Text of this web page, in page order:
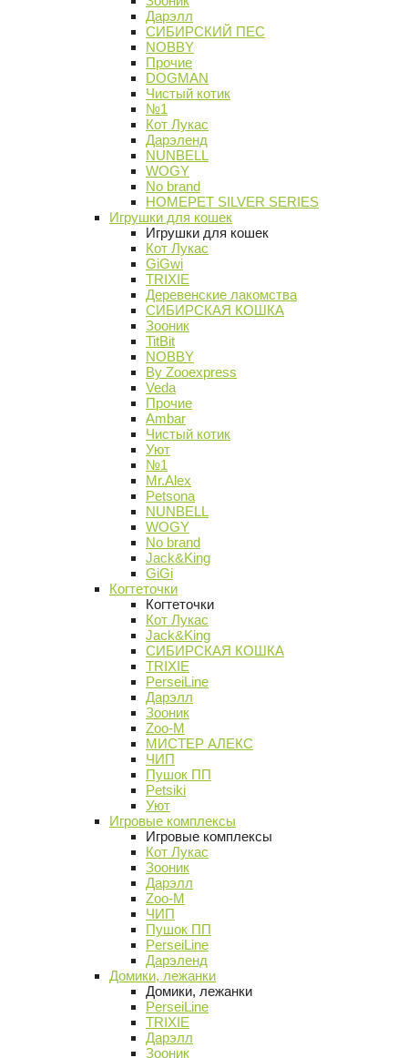
Дарэлл
СИБИРСКИЙ ПЕС
NOBBY
Прочие
DOGMAN
Чистый котик
№1
Кот Лукас
Дарэленд
NUNBELL
WOGY
No brand
HOMEPET SILVER SERIES
Игрушки для кошек
Игрушки для кошек
Кот Лукас
GiGwi
TRIXIE
Деревенские лакомства
СИБИРСКАЯ КОШКА
Зооник
TitBit
NOBBY
By Zooexpress
Veda
Прочие
Ambar
Чистый котик
Уют
№1
Mr.Alex
Petsona
NUNBELL
WOGY
No brand
Jack&King
GiGi
Когтеточки
Когтеточки
Кот Лукас
Jack&King
СИБИРСКАЯ КОШКА
TRIXIE
PerseiLine
Дарэлл
Зооник
Zoo-M
МИСТЕР АЛЕКС
ЧИП
Пушок ПП
Petsiki
Уют
Игровые комплексы
Игровые комплексы
Кот Лукас
Зооник
Дарэлл
Zoo-M
ЧИП
Пушок ПП
PerseiLine
Дарэленд
Домики, лежанки
Домики, лежанки
PerseiLine
TRIXIE
Дарэлл
Зооник